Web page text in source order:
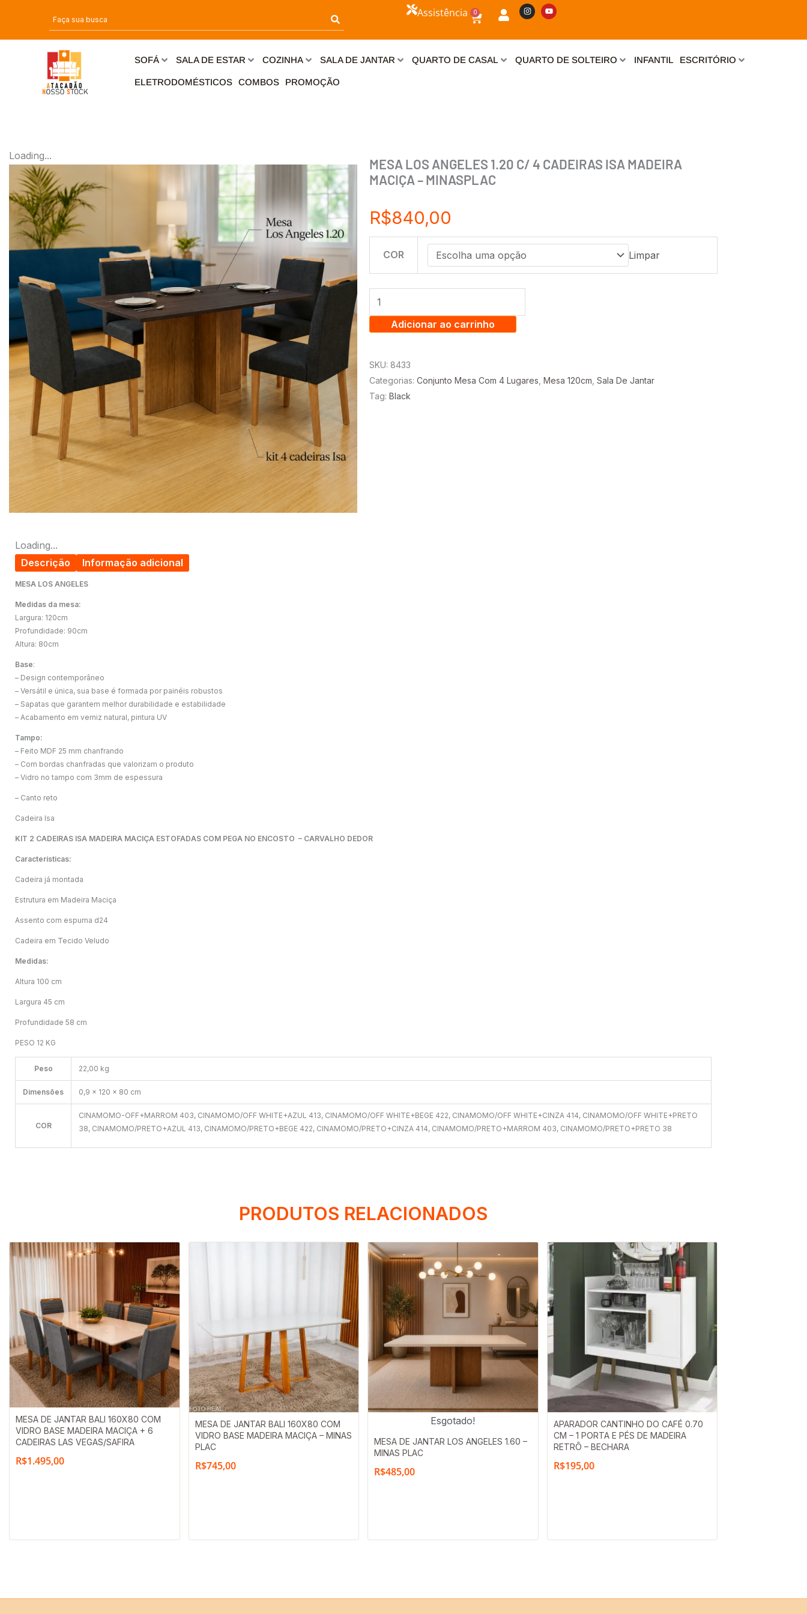
o
Assistência 0
Carrinho
I
n
s
a
Y
o
u
SOFÁ SALA DE ESTAR COZINHA SALA DE JANTAR QUARTO DE CASAL QUARTO DE SOLTEIRO INFANTIL ESCRITÓRIO
ELETRODOMÉSTICOS COMBOS PROMOÇÃO
Loading...
MESA LOS ANGELES 1.20 C/ 4 CADEIRAS ISA MADEIRA
MACIÇA – MINASPLAC
R$840,00
COR Limpar
MESA
LOS
ANGELES
1.20
ISA
MADEIRA
Adicionar ao carrinho
SKU: 8433
Categorias: Conjunto Mesa Com 4 Lugares Mesa 120cm Sala De Jantar
Tag: Black
Loading...
Descrição
Informação adicional
MESA LOS ANGELES
Medidas da mesa:
Largura: 120cm
Profundidade: 90cm
Altura: 80cm
Base:
– Design contemporâneo
– Versátil e única, sua base é formada por painéis robustos
– Sapatas que garantem melhor durabilidade e estabilidade
– Acabamento em verniz natural, pintura UV
Tampo:
– Feito MDF 25 mm chanfrando
– Com bordas chanfradas que valorizam o produto
– Vidro no tampo com 3mm de espessura
– Canto reto
Cadeira Isa
KIT 2 CADEIRAS ISA MADEIRA MACIÇA ESTOFADAS COM PEGA NO ENCOSTO – CARVALHO DEDOR
Características:
Cadeira já montada
Estrutura em Madeira Maciça
Assento com espuma d24
Cadeira em Tecido Veludo
Medidas:
Altura 100 cm
Largura 45 cm
Profundidade 58 cm
PESO 12 KG
Peso 22,00 kg
Dimensões 0,9 × 120 × 80 cm
COR
CINAMOMO-OFF+MARROM 403, CINAMOMO/OFF WHITE+AZUL 413, CINAMOMO/OFF WHITE+BEGE 422, CINAMOMO/OFF WHITE+CINZA 414, CINAMOMO/OFF WHITE+PRETO
38, CINAMOMO/PRETO+AZUL 413, CINAMOMO/PRETO+BEGE 422, CINAMOMO/PRETO+CINZA 414, CINAMOMO/PRETO+MARROM 403, CINAMOMO/PRETO+PRETO 38
PRODUTOS RELACIONADOS
MESA DE JANTAR BALI 160X80 COM
VIDRO BASE MADEIRA MACIÇA + 6
CADEIRAS LAS VEGAS/SAFIRA
R$1.495,00
MESA DE JANTAR BALI 160X80 COM
VIDRO BASE MADEIRA MACIÇA – MINAS
PLAC
R$745,00
Esgotado!
MESA DE JANTAR LOS ANGELES 1.60 –
MINAS PLAC
R$485,00
APARADOR CANTINHO DO CAFÉ 0.70
CM – 1 PORTA E PÉS DE MADEIRA
RETRÔ – BECHARA
R$195,00